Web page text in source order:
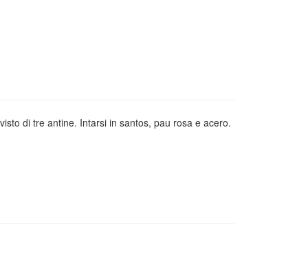
di tre antine. Intarsi in santos, pau rosa e acero.